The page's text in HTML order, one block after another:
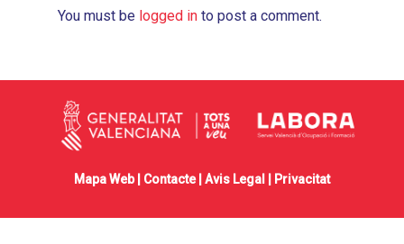
You must be logged in to post a comment.
Mapa Web | Contacte| Avis Legal Privacitat